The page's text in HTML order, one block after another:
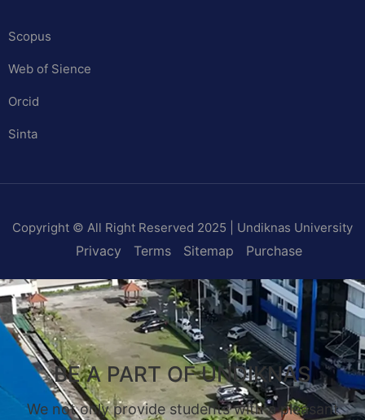
Scopus
Web of Sience
Orcid
Sinta
Copyright © All Right Reserved 2025 | Undiknas University
Privacy Terms Sitemap Purchase
BE A PART OF UNDIKNAS
We not only provide students with a pleasant